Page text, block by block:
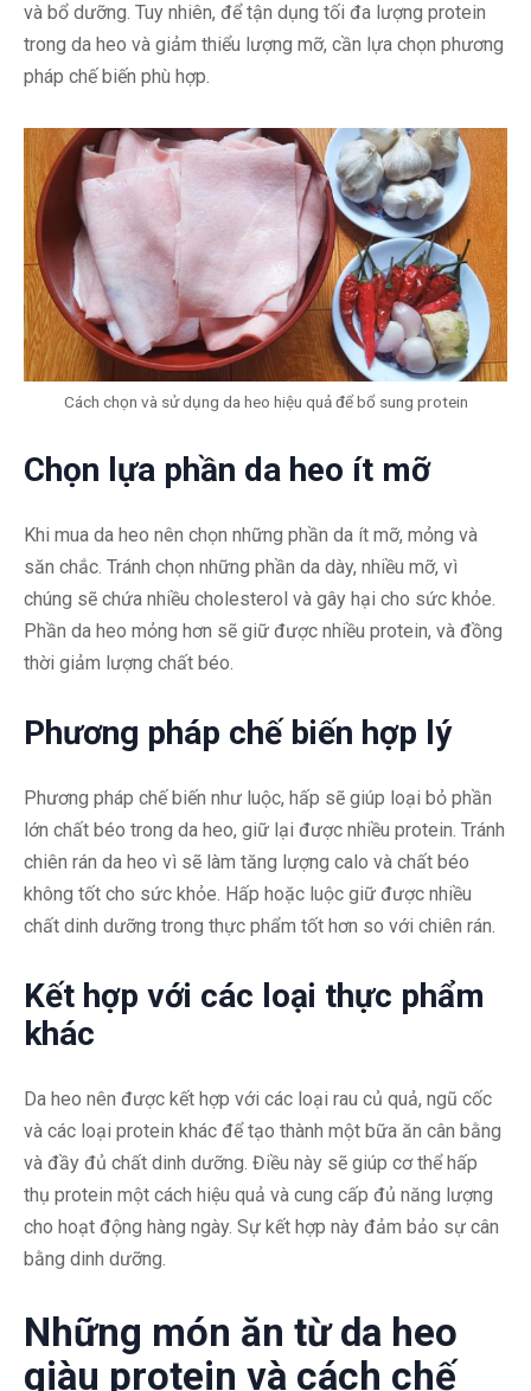
và bổ dưỡng. Tuy nhiên, để tận dụng tối đa lượng protein
trong da heo và giảm thiểu lượng mỡ, cần lựa chọn phương
pháp chế biến phù hợp.
Cách chọn và sử dụng da heo hiệu quả để bổ sung protein
Chọn lựa phần da heo ít mỡ
Khi mua da heo nên chọn những phần da ít mỡ, mỏng và
săn chắc. Tránh chọn những phần da dày, nhiều mỡ, vì
chúng sẽ chứa nhiều cholesterol và gây hại cho sức khỏe.
Phần da heo mỏng hơn sẽ giữ được nhiều protein, và đồng
thời giảm lượng chất béo.
Phương pháp chế biến hợp lý
Phương pháp chế biến như luộc, hấp sẽ giúp loại bỏ phần
lớn chất béo trong da heo, giữ lại được nhiều protein. Tránh
chiên rán da heo vì sẽ làm tăng lượng calo và chất béo
không tốt cho sức khỏe. Hấp hoặc luộc giữ được nhiều
chất dinh dưỡng trong thực phẩm tốt hơn so với chiên rán.
Kết hợp với các loại thực phẩm
khác
Da heo nên được kết hợp với các loại rau củ quả, ngũ cốc
và các loại protein khác để tạo thành một bữa ăn cân bằng
và đầy đủ chất dinh dưỡng. Điều này sẽ giúp cơ thể hấp
thụ protein một cách hiệu quả và cung cấp đủ năng lượng
cho hoạt động hàng ngày. Sự kết hợp này đảm bảo sự cân
bằng dinh dưỡng.
Những món ăn từ da heo
giàu protein và cách chế